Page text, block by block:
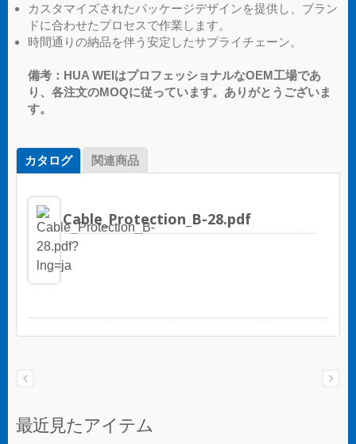
カスタマイズされたパッケージデザインを提供し、ブラン
ドに合わせたプロセスで作業します。
時間通りの納品を伴う安定したサプライチェーン。
備考：HUA WEIはプロフェッショナルなOEM工場であ
り、各注文のMOQに従っています。ありがとうございま
す。
カタログ 関連商品
Cable_Protection_B-28.pdf
最近見たアイテム